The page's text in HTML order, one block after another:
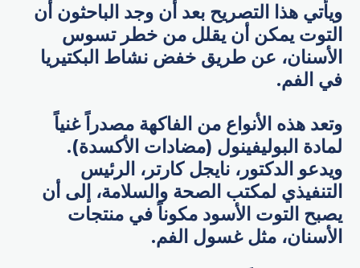
ويأتي هذا التصريح بعد أن وجد الباحثون أن
التوت يمكن أن يقلل من خطر تسوس
الأسنان، عن طريق خفض نشاط البكتيريا
في الفم.
وتعد هذه الأنواع من الفاكهة مصدراً غنياً
لمادة البوليفينول (مضادات الأكسدة).
ويدعو الدكتور، نايجل كارتر، الرئيس
التنفيذي لمكتب الصحة والسلامة، إلى أن
يصبح التوت الأسود مكوناً في منتجات
الأسنان، مثل غسول الفم.